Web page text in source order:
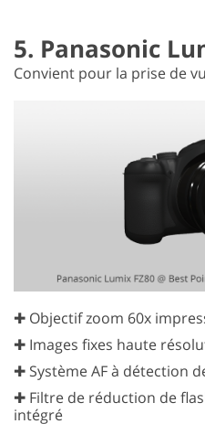
5. Panasonic
Convient pour la prise de
✚ Objectif zoom 60x
✚ Images fixes haute
✚ Système AF à détection
✚ Filtre de réduction de
intégré